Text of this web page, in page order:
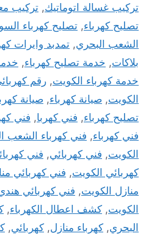
تركيب غسالة اتوماتيك, تركيب
تصليح كهرباء, تصليح كهرباء
الشعب البحري, تمدبد وايرات
بلاكات, خدمة تصليح كهرباء,
خدمة كهرباء الكويت, رقم
الكويت, صيانة كهرباء, صيانة
تصليح كهرباء, فني كهربا, فني
فني كهرباء, فني كهرباء الشعب
الكويت, فني كهربائي, فني
كهربائي الكويت, فني كهربائي
منازل الكويت, فني كهربائي
الكويت, كشف اعطال الكهرباء,
البحري, كهرباء منازل, كهربائي,